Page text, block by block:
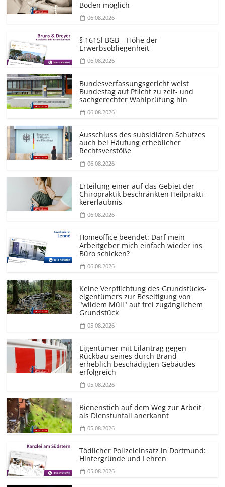
Boden möglich
06.08.2026
§ 1615l BGB – Höhe der
Erwerbsobliegenheit
06.08.2026
Bundesver­fassungsgericht weist
Bundestag auf Pflicht zu zeit- und
sachgerechter Wahlprüfung hin
06.08.2026
Ausschluss des subsidiären Schutzes
auch bei Häufung erheblicher
Rechtsverstöße
06.08.2026
Erteilung einer auf das Gebiet der
Chiropraktik beschränkten Heilprakti­
kererlaubnis
06.08.2026
Homeoffice beendet: Darf mein
Arbeitgeber mich einfach wieder ins
Büro schicken?
06.08.2026
Keine Verpflichtung des Grundstücks­
eigentümers zur Beseitigung von
"wildem Müll" auf frei zugänglichem
Grundstück
05.08.2026
Eigentümer mit Eilantrag gegen
Rückbau seines durch Brand
erheblich beschädigten Gebäudes
erfolgreich
05.08.2026
Bienenstich auf dem Weg zur Arbeit
als Dienstunfall anerkannt
05.08.2026
Tödlicher Polizeieinsatz in Dortmund:
Hintergründe und Lehren
05.08.2026